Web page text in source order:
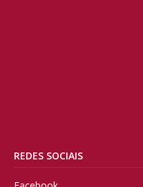
REDES SOCIAIS